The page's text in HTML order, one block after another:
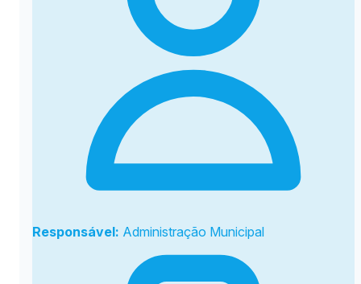
Responsável: Administração Municipal